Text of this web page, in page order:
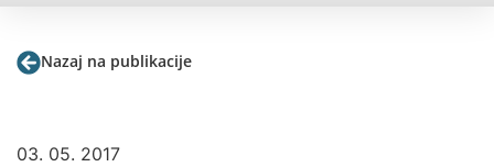
Nazaj na publikacije
03. 05. 2017